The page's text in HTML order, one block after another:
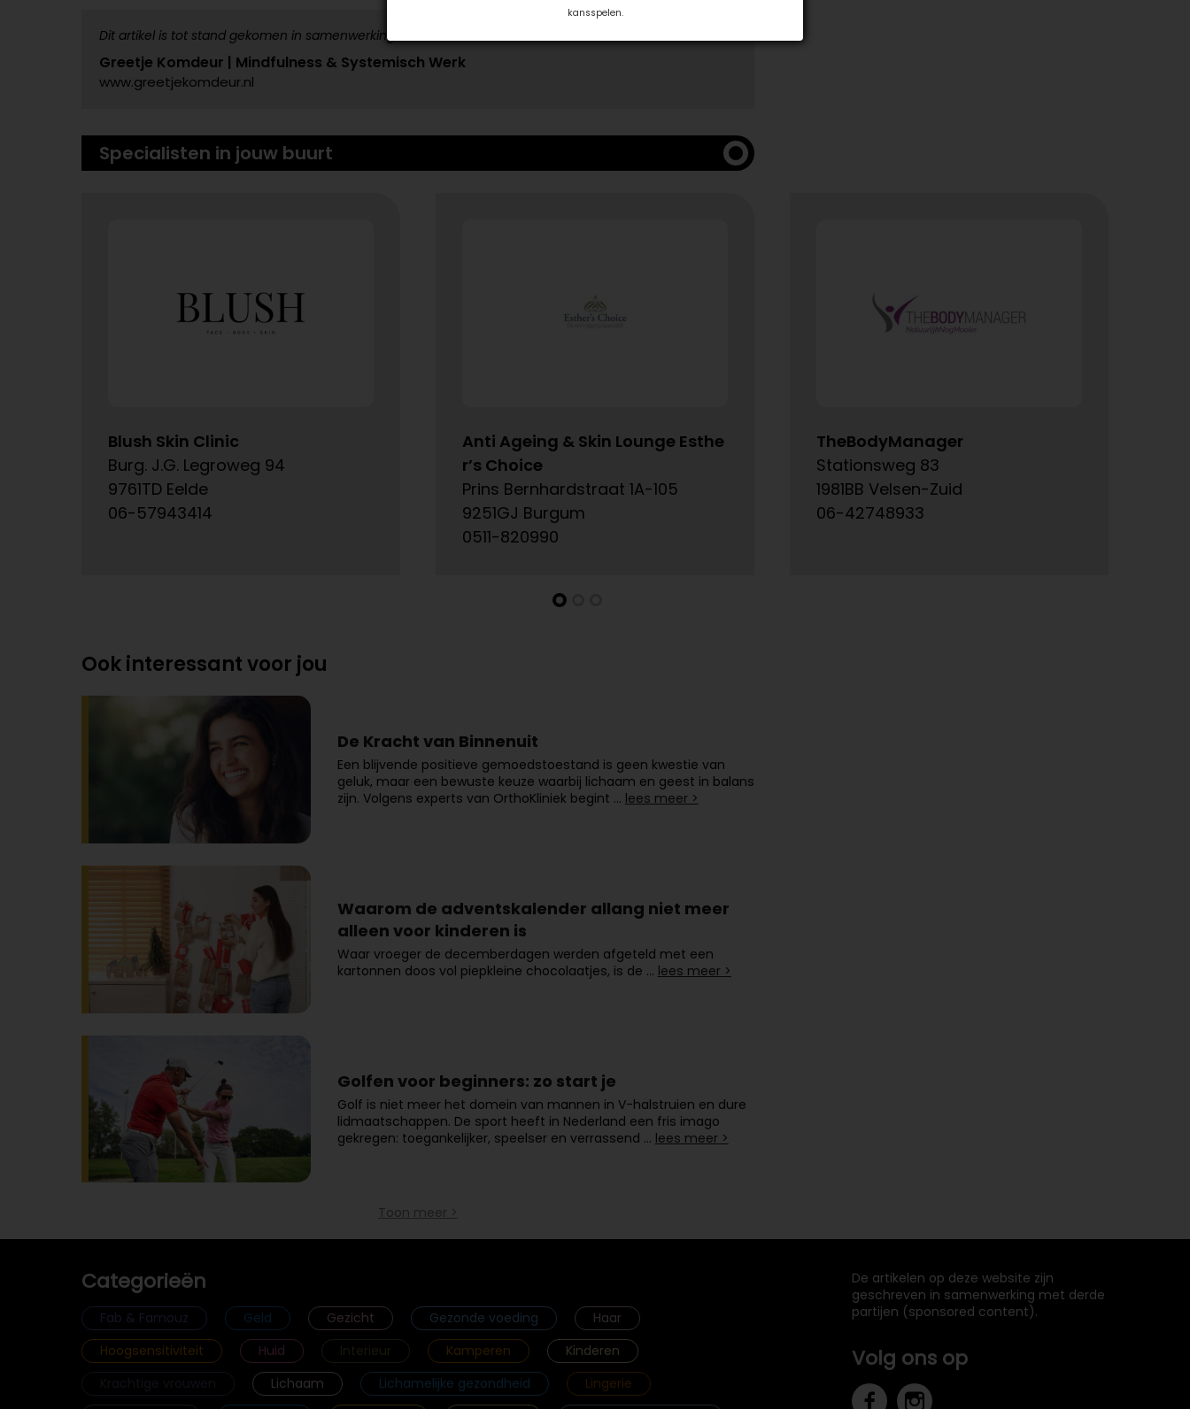
kansspelen.
Dit artikel is tot stand gekomen in samenwerking met:
Greetje Komdeur | Mindfulness & Systemisch Werk
www.greetjekomdeur.nl
Specialisten in jouw buurt
Blush Skin Clinic
Burg. J.G. Legroweg 94
9761TD Eelde
06-57943414
Anti Ageing & Skin Lounge Esthe
r’s Choice
Prins Bernhardstraat 1A-105
9251GJ Burgum
0511-820990
TheBodyManager
Stationsweg 83
1981BB Velsen-Zuid
06-42748933
Ook interessant voor jou
De Kracht van Binnenuit
Een blijvende positieve gemoedstoestand is geen kwestie van
geluk, maar een bewuste keuze waarbij lichaam en geest in balans
zijn. Volgens experts van OrthoKliniek begint … lees meer >
Waarom de adventskalender allang niet meer
alleen voor kinderen is
Waar vroeger de decemberdagen werden afgeteld met een
kartonnen doos vol piepkleine chocolaatjes, is de … lees meer >
Golfen voor beginners: zo start je
Golf is niet meer het domein van mannen in V-halstruien en dure
lidmaatschappen. De sport heeft in Nederland een fris imago
gekregen: toegankelijker, speelser en verrassend … lees meer >
Toon meer >
Categorieën
Fab & Famouz Geld Gezicht Gezonde voeding
Haar
Hoogsensitiviteit
Huid Interieur Kamperen
Kinderen
Lichaam Lichamelijke gezondheid
Lingerie
De artikelen op deze website zijn
geschreven in samenwerking met derde
partijen (sponsored content).
Volg ons op